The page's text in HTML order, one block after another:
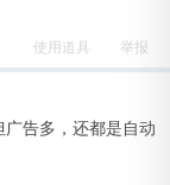
使用道具 举报
告多，还都是自动